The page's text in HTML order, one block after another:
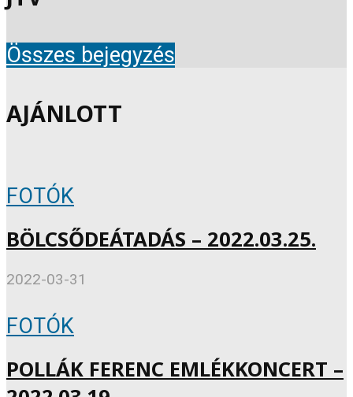
Összes bejegyzés
AJÁNLOTT
FOTÓK
BÖLCSŐDEÁTADÁS – 2022.03.25.
2022-03-31
FOTÓK
POLLÁK FERENC EMLÉKKONCERT –